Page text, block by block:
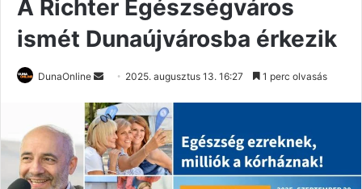
A Richter Egészségváros
ismét Dunaújvárosba érkezik
DunaOnline
Send
email
2025. augusztus 13. 16:27 1 perc olvasás